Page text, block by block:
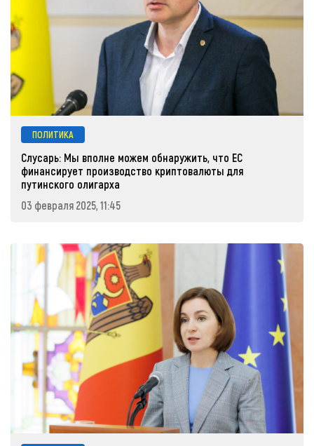
ПОЛИТИКА
Слусарь: Мы вполне можем обнаружить, что ЕС
финансирует производство криптовалюты для
путинского олигарха
03 февраля 2025, 11:45